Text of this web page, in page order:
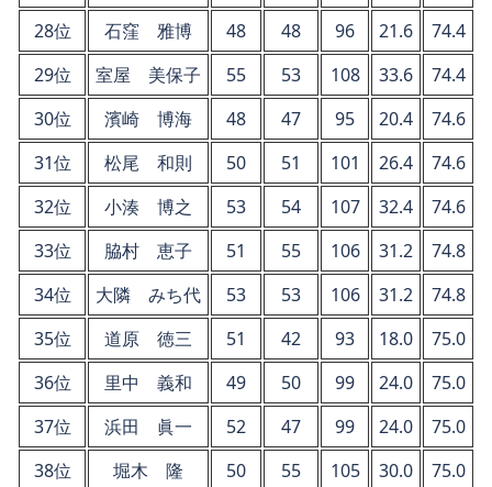
28位
石窪 雅博 48 48 96 21.6
74.4
29位
室屋 美保子 55 53 108 33.6
74.4
30位
濱崎 博海 48 47 95 20.4
74.6
31位
松尾 和則 50 51 101 26.4
74.6
32位
小湊 博之 53 54 107 32.4
74.6
33位
脇村 恵子 51 55 106 31.2
74.8
34位
大隣 みち代 53 53 106 31.2
74.8
35位
道原 徳三 51 42 93 18.0
75.0
36位
里中 義和 49 50 99 24.0
75.0
37位
浜田 眞一 52 47 99 24.0
75.0
38位
堀木 隆 50 55 105 30.0
75.0